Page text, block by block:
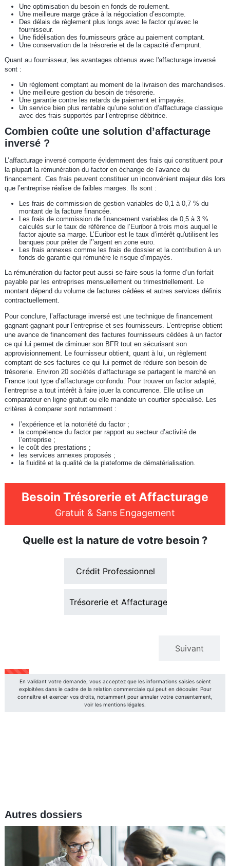
Une optimisation du besoin en fonds de roulement.
Une meilleure marge grâce à la négociation d’escompte.
Des délais de règlement plus longs avec le factor qu’avec le
fournisseur.
Une fidélisation des fournisseurs grâce au paiement comptant.
Une conservation de la trésorerie et de la capacité d’emprunt.
Quant au fournisseur, les avantages obtenus avec l'affacturage inversé
sont :
Un règlement comptant au moment de la livraison des marchandises.
Une meilleure gestion du besoin de trésorerie.
Une garantie contre les retards de paiement et impayés.
Un service bien plus rentable qu’une solution d’affacturage classique
avec des frais supportés par l’entreprise débitrice.
Combien coûte une solution d’affacturage
inversé ?
L’affacturage inversé comporte évidemment des frais qui constituent pour
la plupart la rémunération du factor en échange de l’avance du
financement. Ces frais peuvent constituer un inconvénient majeur dès lors
que l’entreprise réalise de faibles marges. Ils sont :
Les frais de commission de gestion variables de 0,1 à 0,7 % du
montant de la facture financée.
Les frais de commission de financement variables de 0,5 à 3 %
calculés sur le taux de référence de l’Euribor à trois mois auquel le
factor ajoute sa marge. L’Euribor est le taux d’intérêt qu'utilisent les
banques pour prêter de l’’argent en zone euro.
Les frais annexes comme les frais de dossier et la contribution à un
fonds de garantie qui rémunère le risque d’impayés.
La rémunération du factor peut aussi se faire sous la forme d’un forfait
payable par les entreprises mensuellement ou trimestriellement. Le
montant dépend du volume de factures cédées et autres services définis
contractuellement.
Pour conclure, l’affacturage inversé est une technique de financement
gagnant-gagnant pour l’entreprise et ses fournisseurs. L’entreprise obtient
une avance de financement des factures fournisseurs cédées à un factor
ce qui lui permet de diminuer son BFR tout en sécurisant son
approvisionnement. Le fournisseur obtient, quant à lui, un règlement
comptant de ses factures ce qui lui permet de réduire son besoin de
trésorerie. Environ 20 sociétés d’affacturage se partagent le marché en
France tout type d’affacturage confondu. Pour trouver un factor adapté,
l’entreprise a tout intérêt à faire jouer la concurrence. Elle utilise un
comparateur en ligne gratuit ou elle mandate un courtier spécialisé. Les
critères à comparer sont notamment :
l’expérience et la notoriété du factor ;
la compétence du factor par rapport au secteur d’activité de
l’entreprise ;
le coût des prestations ;
les services annexes proposés ;
la fluidité et la qualité de la plateforme de dématérialisation.
Autres dossiers